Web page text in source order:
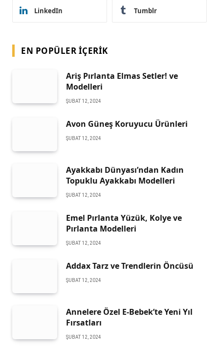
LinkedIn Tumblr
EN POPÜLER İÇERIK
Ariş Pırlanta Elmas Setler! ve
Modelleri
ŞUBAT 12, 2024
Avon Güneş Koruyucu Ürünleri
ŞUBAT 12, 2024
Ayakkabı Dünyası’ndan Kadın
Topuklu Ayakkabı Modelleri
ŞUBAT 12, 2024
Emel Pırlanta Yüzük, Kolye ve
Pırlanta Modelleri
ŞUBAT 12, 2024
Addax Tarz ve Trendlerin Öncüsü
ŞUBAT 12, 2024
Annelere Özel E-Bebek’te Yeni Yıl
Fırsatları
ŞUBAT 12, 2024